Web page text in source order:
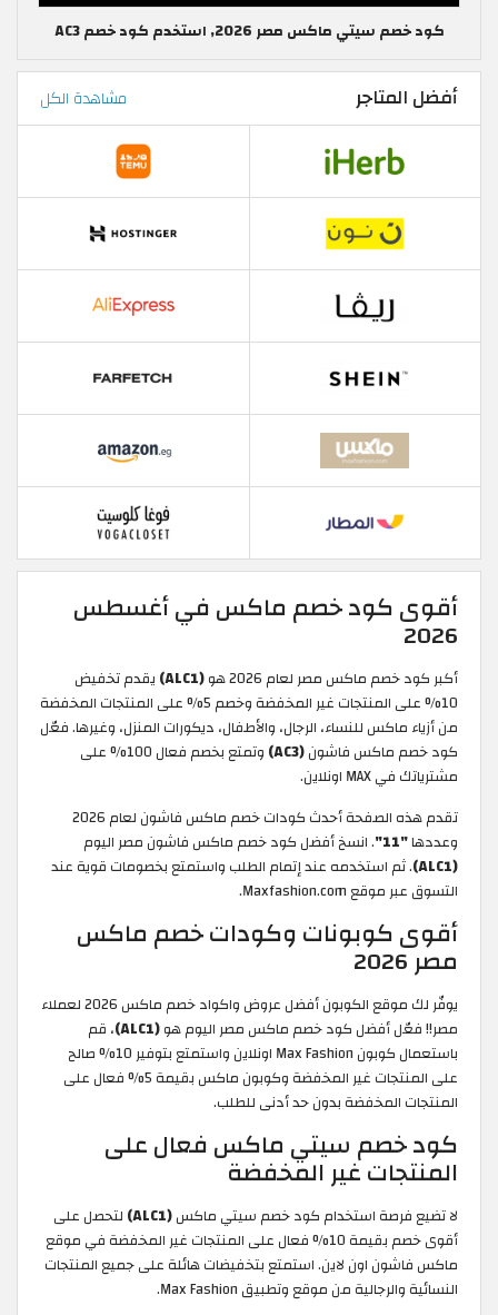
كود خصم سيتي ماكس مصر 2026, استخدم كود خصم AC3
أفضل المتاجر مشاهدة الكل
أقوى كود خصم ماكس في أغسطس
2026
أكبر كود خصم ماكس مصر لعام 2026 هو (ALC1)
يقدم تخفيض
10% على المنتجات غير المخفضة وخصم 5% على المنتجات المخفضة
من أزياء ماكس للنساء، الرجال، والأطفال، ديكورات المنزل، وغيرها. فعّل
كود خصم ماكس فاشون(AC3)
وتمتع بخصم فعال 100% على
مشترياتك في MAX اونلاين.
تقدم هذه الصفحة أحدث كودات خصم ماكس فاشون لعام 2026
وعددها"11"
. انسخ أفضل كود خصم ماكس فاشون مصر اليوم
(ALC1)
. ثم استخدمه عند إتمام الطلب واستمتع بخصومات قوية عند
التسوق عبر موقع Maxfashion.com.
أقوى كوبونات وكودات خصم ماكس
مصر 2026
يوفّر لك موقع الكوبون أفضل عروض واكواد خصم ماكس 2026 لعملاء
مصر!! فعّل أفضل كود خصم ماكس مصر اليوم هو(ALC1)
، قم
باستعمال كوبون Max Fashion اونلاين واستمتع بتوفير 10% صالح
على المنتجات غير المخفضة وكوبون ماكس بقيمة 5% فعال على
المنتجات المخفضة بدون حد أدنى للطلب.
كود خصم سيتي ماكس فعال على
المنتجات غير المخفضة
لا تضيع فرصة استخدام كود خصم سيتي ماكس(ALC1)
لتحصل على
أقوى خصم بقيمة 10% فعال على المنتجات غير المخفضة في موقع
ماكس فاشون اون لاين. استمتع بتخفيضات هائلة على جميع المنتجات
النسائية والرجالية من موقع وتطبيق Max Fashion.